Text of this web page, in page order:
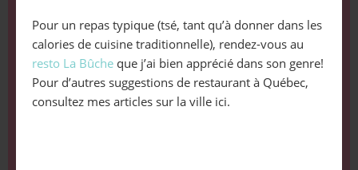
Pour un repas typique (tsé, tant qu’à donner dans les
calories de cuisine traditionnelle), rendez-vous au
resto La Bûcheque j’ai bien apprécié dans son genre!
Pour d’autres suggestions de restaurant à Québec,
consultez mes articles sur la ville ici.